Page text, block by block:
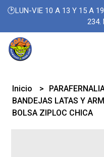
🕑LUN-VIE 10 A 13 Y 15 A
234.
Inicio
BANDEJAS LATAS Y
BOLSA ZIPLOC CHICA